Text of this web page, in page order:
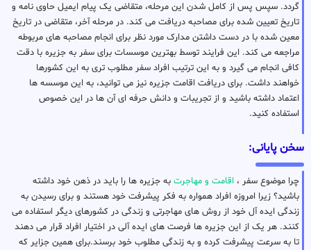
گردد. سپس پس از کامل شدن این مرحله، متقاضی یک پیام ایمیل حاوی نامه و
تاریخ تعیین شده برای مصاحبه دریافت می کند. در مرحله آخر، متقاضی در تاریخ
معین شده با در دست داشتن مدارک مورد نظر برای انجام مصاحبه های مربوطه
مراجعه می کند. این فرایند توسط بهترین موسسات برای سفر به جزیره با دقت
کافی انجام می گیرد و به این ترتیب افراد سفر مطلوب تری به این کشورها
خواهند داشت. برای دریافت اقامت جزیره نیز می توانید، به این موسسه ها
اعتماد داشته باشید و از تجریبات و دانش حرفه ای آن ها در این خصوص
استفاده کنید.
سخن پایانی:
چرا موضوع سفر ، اقامت و مهاجرت به جزیره ها را باید در ذهن خود داشته
باشید؟ زیرا امروزه افراد همواره به فکر پیشرفت خود هستند و برای رسیدن به
زندگی ایده آل خود از روش های مهاجرتی و زندگی در کشورهای دیگر استفاده می
کنند. هر یک از این جزیره ها فرصت های ایده آلی در اختیار افراد قرار می دهند
تا به سرعت پیشرفت کرده و به زندگی مطلوب خود برسند.برای همین جزایر که